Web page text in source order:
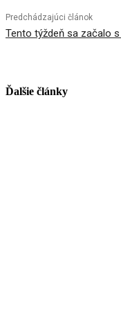
Predchádzajúci článok
Tento týždeň sa začalo
Ďalšie články